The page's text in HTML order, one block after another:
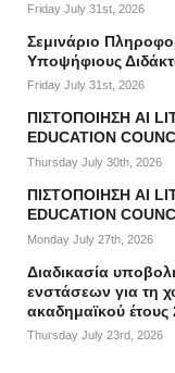
Friday July 31st, 2026
Σεμινάριο
Υποψήφιους
Friday July 31st, 2026
ΠΙΣΤΟΠΟΙΗΣΗ AI
EDUCATION
Thursday July 30th, 2026
ΠΙΣΤΟΠΟΙΗΣΗ AI
EDUCATION
Monday July 27th, 2026
Διαδικασία
ενστάσεων για τη
ακαδημαϊκού έτους
Thursday July 23rd, 2026